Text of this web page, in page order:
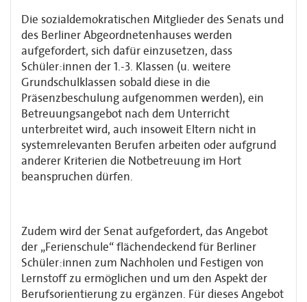
Die sozialdemokratischen Mitglieder des Senats und
des Berliner Abgeordnetenhauses werden
aufgefordert, sich dafür einzusetzen, dass
Schüler:innen der 1.-3. Klassen (u. weitere
Grundschulklassen sobald diese in die
Präsenzbeschulung aufgenommen werden), ein
Betreuungsangebot nach dem Unterricht
unterbreitet wird, auch insoweit Eltern nicht in
systemrelevanten Berufen arbeiten oder aufgrund
anderer Kriterien die Notbetreuung im Hort
beanspruchen dürfen.
Zudem wird der Senat aufgefordert, das Angebot
der „Ferienschule“ flächendeckend für Berliner
Schüler:innen zum Nachholen und Festigen von
Lernstoff zu ermöglichen und um den Aspekt der
Berufsorientierung zu ergänzen. Für dieses Angebot